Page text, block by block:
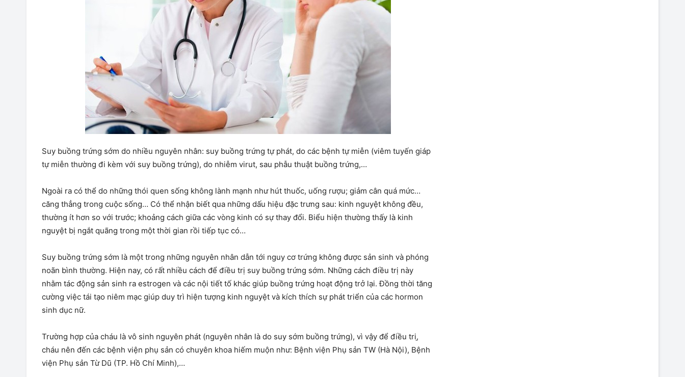
Suy buồng trứng sớm do nhiều nguyên nhân: suy buồng trứng tự phát, do các bệnh tự miễn (viêm tuyến giáp
tự miễn thường đi kèm với suy buồng trứng), do nhiễm virut, sau phẫu thuật buồng trứng,…
Ngoài ra có thể do những thói quen sống không lành mạnh như hút thuốc, uống rượu; giảm cân quá mức…
căng thẳng trong cuộc sống… Có thể nhận biết qua những dấu hiệu đặc trưng sau: kinh nguyệt không đều,
thường ít hơn so với trước; khoảng cách giữa các vòng kinh có sự thay đổi. Biểu hiện thường thấy là kinh
nguyệt bị ngắt quãng trong một thời gian rồi tiếp tục có…
Suy buồng trứng sớm là một trong những nguyên nhân dẫn tới nguy cơ trứng không được sản sinh và phóng
noãn bình thường. Hiện nay, có rất nhiều cách để điều trị suy buồng trứng sớm. Những cách điều trị này
nhằm tác động sản sinh ra estrogen và các nội tiết tố khác giúp buồng trứng hoạt động trở lại. Đồng thời tăng
cường việc tái tạo niêm mạc giúp duy trì hiện tượng kinh nguyệt và kích thích sự phát triển của các hormon
sinh dục nữ.
Trường hợp của cháu là vô sinh nguyên phát (nguyên nhân là do suy sớm buồng trứng), vì vậy để điều tri,̣
cháu nên đến các bệnh viện phụ sản có chuyên khoa hiếm muộn như: Bệnh viện Phụ sản TW (Hà Nội), Bệnh
viện Phụ sản Từ Dũ (TP. Hồ Chí Minh),…